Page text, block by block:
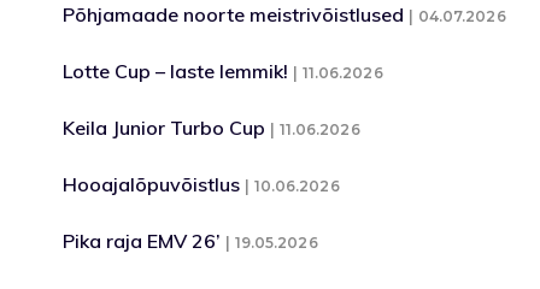
Põhjamaade noorte meistrivõistlused 04.07.2026
Lotte Cup – laste lemmik! 11.06.2026
Keila Junior Turbo Cup 11.06.2026
Hooajalõpuvõistlus 10.06.2026
Pika raja EMV 26’ 19.05.2026